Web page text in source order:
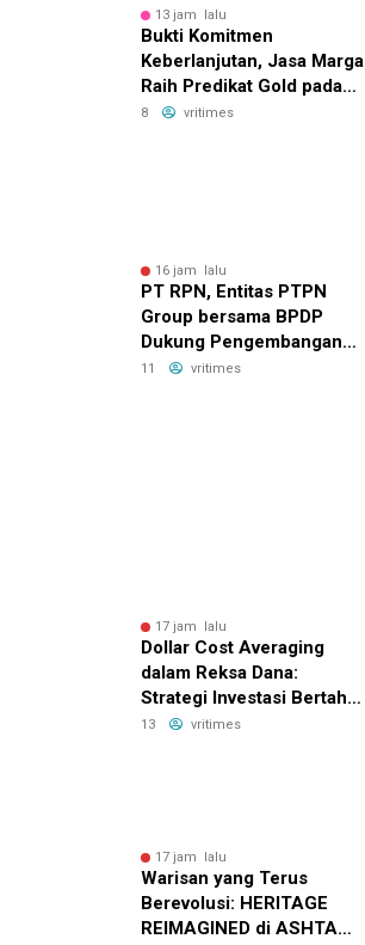
13 jam lalu
Bukti Komitmen
Keberlanjutan, Jasa Marga
Raih Predikat Gold pada
6th TJSL & CSR Award
8 vritimes
16 jam lalu
PT RPN, Entitas PTPN
Group bersama BPDP
Dukung Pengembangan
UMKM melalui Workshop
11 vritimes
17 jam lalu
Dollar Cost Averaging
dalam Reksa Dana:
Strategi Investasi Bertahap
untuk Pemula
13 vritimes
17 jam lalu
Warisan yang Terus
Berevolusi: HERITAGE
REIMAGINED di ASHTA